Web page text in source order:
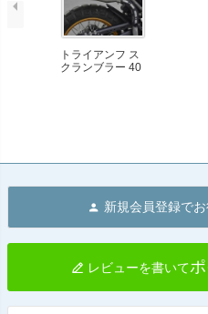
トライアンフ ス
クランブラー 40
新規会員登録で
レビューを書いて